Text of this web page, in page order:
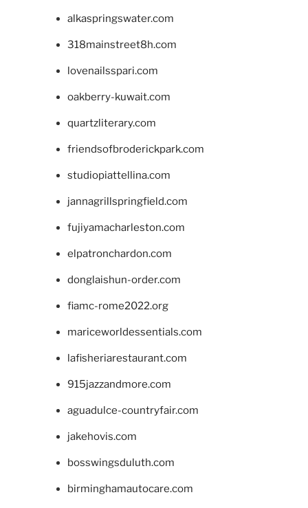
alkaspringswater.com
318mainstreet8h.com
lovenailsspari.com
oakberry-kuwait.com
quartzliterary.com
friendsofbroderickpark.com
studiopiattellina.com
jannagrillspringfield.com
fujiyamacharleston.com
elpatronchardon.com
donglaishun-order.com
fiamc-rome2022.org
mariceworldessentials.com
lafisheriarestaurant.com
915jazzandmore.com
aguadulce-countryfair.com
jakehovis.com
bosswingsduluth.com
birminghamautocare.com